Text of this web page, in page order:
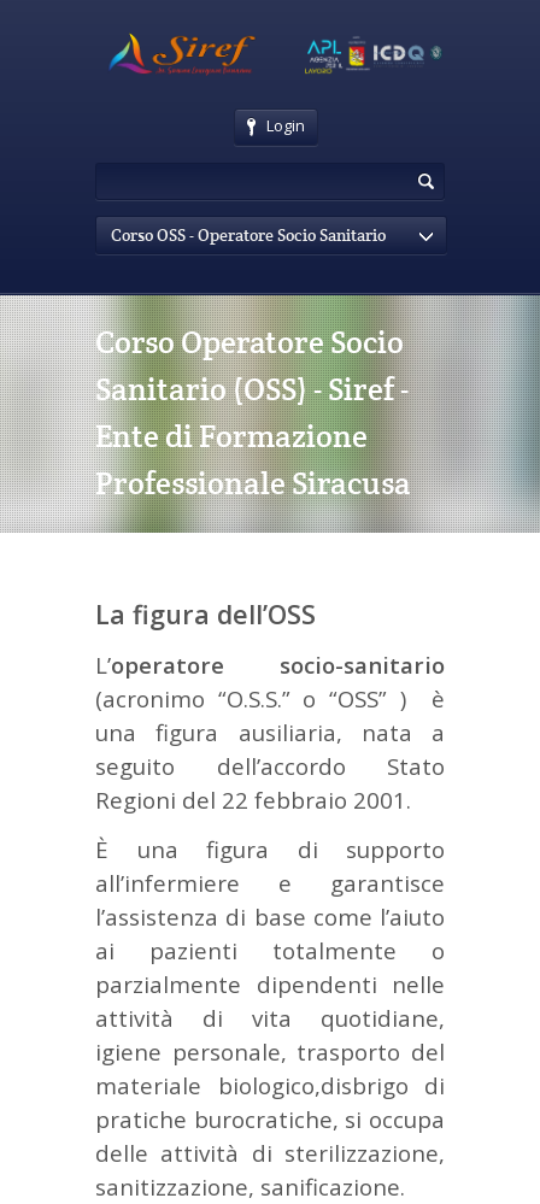
Login
Corso OSS - Operatore Socio Sanitario
Corso Operatore Socio
Sanitario (OSS) - Siref -
Ente di Formazione
Professionale Siracusa
La figura dell’OSS
L’operatore socio-sanitario
(acronimo “O.S.S.” o “OSS” ) è
una figura ausiliaria, nata a
seguito dell’accordo Stato
Regioni del 22 febbraio 2001.
È una figura di supporto
all’infermiere e garantisce
l’assistenza di base come l’aiuto
ai pazienti totalmente o
parzialmente dipendenti nelle
attività di vita quotidiane,
igiene personale, trasporto del
materiale biologico,disbrigo di
pratiche burocratiche, si occupa
delle attività di sterilizzazione,
sanitizzazione, sanificazione.